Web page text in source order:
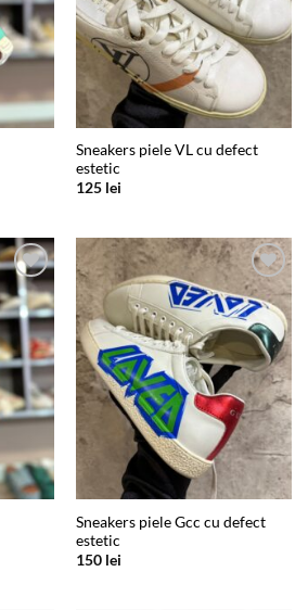
Sneakers piele VL cu defect
estetic
125 lei
Add to
wishlist
Add to
wishlist
Sneakers piele Gcc cu defect
estetic
150 lei